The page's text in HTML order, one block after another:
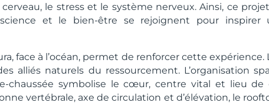
le stress et le système nerveux. Ainsi, ce
et le bien-être se rejoignent pour inspirer
face à l’océan, permet de renforcer cette expérience.
alliés naturels du ressourcement. L’organisation
chaussée symbolise le cœur, centre vital et lieu de
vertébrale, axe de circulation et d’élévation, le